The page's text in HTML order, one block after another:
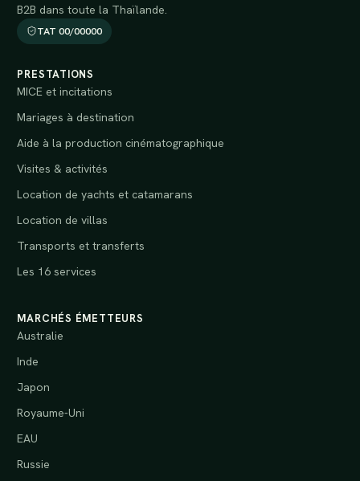
B2B dans toute la Thaïlande.
TAT 00/00000
PRESTATIONS
MICE et incitations
Mariages à destination
Aide à la production cinématographique
Visites & activités
Location de yachts et catamarans
Location de villas
Transports et transferts
Les 16 services
MARCHÉS ÉMETTEURS
Australie
Inde
Japon
Royaume-Uni
EAU
Russie